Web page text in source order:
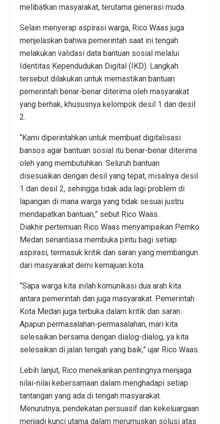
melibatkan masyarakat, terutama generasi muda.
Selain menyerap aspirasi warga, Rico Waas juga
menjelaskan bahwa pemerintah saat ini tengah
melakukan validasi data bantuan sosial melalui
Identitas Kependudukan Digital (IKD). Langkah
tersebut dilakukan untuk memastikan bantuan
pemerintah benar-benar diterima oleh masyarakat
yang berhak, khususnya kelompok desil 1 dan desil
2.
“Kami diperintahkan untuk membuat digitalisasi
bansos agar bantuan sosial itu benar-benar diterima
oleh yang membutuhkan. Seluruh bantuan
disesuaikan dengan desil yang tepat, misalnya desil
1 dan desil 2, sehingga tidak ada lagi problem di
lapangan di mana warga yang tidak sesuai justru
mendapatkan bantuan,” sebut Rico Waas.
Diakhir pertemuan Rico Waas menyampaikan Pemko
Medan senantiasa membuka pintu bagi setiap
aspirasi, termasuk kritik dan saran yang membangun
dari masyarakat demi kemajuan kota.
“Sapa warga kita inilah komunikasi dua arah kita
antara pemerintah dan juga masyarakat. Pemerintah
Kota Medan juga terbuka dalam kritik dan saran.
Apapun permasalahan-permasalahan, mari kita
selesaikan bersama dengan dialog-dialog, ya kita
selesaikan di jalan tengah yang baik,” ujar Rico Waas.
Lebih lanjut, Rico menekankan pentingnya menjaga
nilai-nilai kebersamaan dalam menghadapi setiap
tantangan yang ada di tengah masyarakat.
Menurutnya, pendekatan persuasif dan kekeluargaan
menjadi kunci utama dalam merumuskan solusi atas